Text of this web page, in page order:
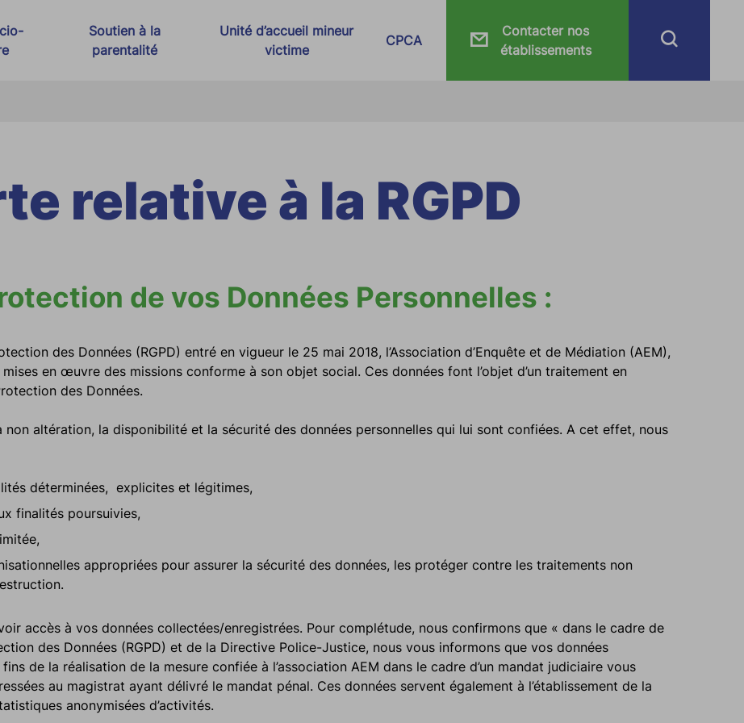
Justice Thérapeutique
Soutien à la
parentalité
Unité d’accueil mineur
victime
CPCA
Contacter nos
établissements
relative à la RGPD
de vos Données Personnelles :
des Données (RGPD) entré en vigueur le 25 mai 2018, l’Association d’Enquête et de Médiation (AEM),
en œuvre des missions conforme à son objet social. Ces données font l’objet d’un traitement en
des Données.
non altération, la disponibilité et la sécurité des données personnelles qui lui sont confiées. A cet effet, nous
déterminées, explicites et légitimes,
finalités poursuivies,
appropriées pour assurer la sécurité des données, les protéger contre les traitements non
accès à vos données collectées/enregistrées. Pour complétude, nous confirmons que « dans le cadre de
des Données (RGPD) et de la Directive Police-Justice, nous vous informons que vos données
de la réalisation de la mesure confiée à l’association AEM dans le cadre d’un mandat judiciaire vous
au magistrat ayant délivré le mandat pénal. Ces données servent également à l’établissement de la
anonymisées d’activités.